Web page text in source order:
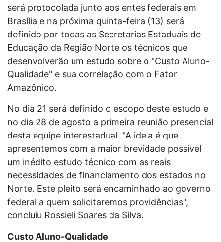
será protocolada junto aos entes federais em
Brasília e na próxima quinta-feira (13) será
definido por todas as Secretarias Estaduais de
Educação da Região Norte os técnicos que
desenvolverão um estudo sobre o "Custo Aluno-
Qualidade" e sua correlação com o Fator
Amazônico.
No dia 21 será definido o escopo deste estudo e
no dia 28 de agosto a primeira reunião presencial
desta equipe interestadual. "A ideia é que
apresentemos com a maior brevidade possível
um inédito estudo técnico com as reais
necessidades de financiamento dos estados no
Norte. Este pleito será encaminhado ao governo
federal a quem solicitaremos providências",
concluiu Rossieli Soares da Silva.
Custo Aluno-Qualidade